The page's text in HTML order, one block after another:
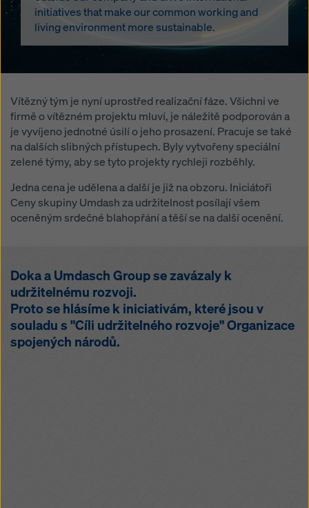
initiatives that make our common working and
living environment more sustainable.
Vítězný tým je nyní uprostřed realizační fáze. Všichni ve
firmě o vítězném projektu mluví, je náležitě podporován a
je vyvíjeno jednotné úsilí o jeho prosazení. Pracuje se také
na dalších slibných přístupech. Byly vytvořeny speciální
zelené týmy, aby se tyto projekty rychleji rozběhly.
Jedna cena je udělena a další je již na obzoru. Iniciátoři
Ceny skupiny Umdash za udržitelnost posílají všem
oceněným srdečné blahopřání a těší se na další ocenění.
Doka a Umdasch Group se zavázaly k
udržitelnému rozvoji.
Proto se hlásíme k iniciativám, které jsou v
souladu s "Cíli udržitelného rozvoje" Organizace
spojených národů.